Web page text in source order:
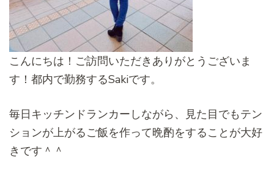
こんにちは！ご訪問いただきありがとうございま
す！都内で勤務するSakiです。
毎日キッチンドランカーしながら、見た目でもテン
ションが上がるご飯を作って晩酌をすることが大好
きです＾＾